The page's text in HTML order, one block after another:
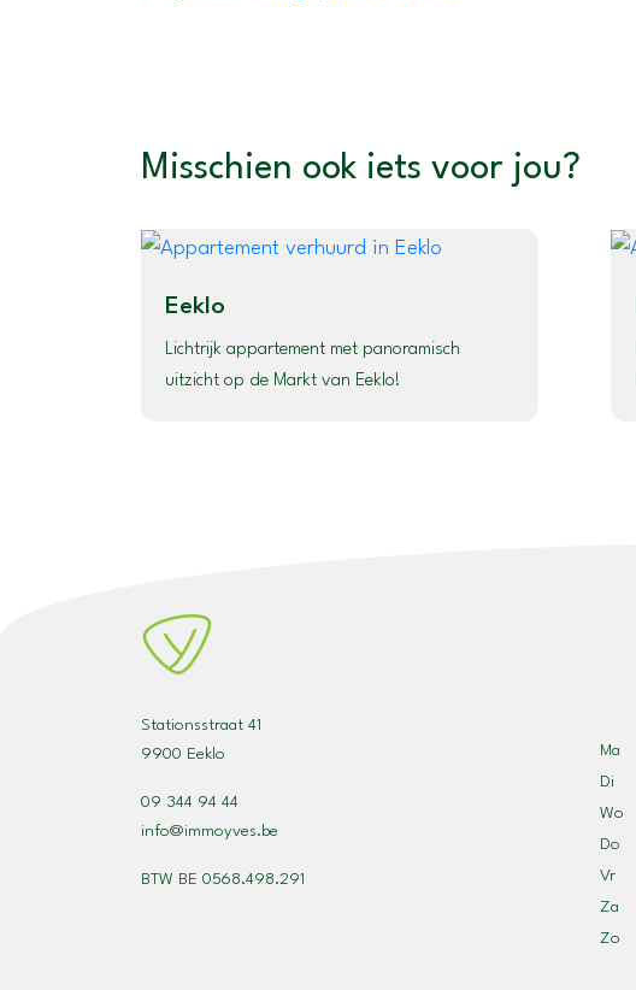
Misschien ook iets voor jou?
Eeklo
Lichtrijk appartement met panoramisch
uitzicht op de Markt van Eeklo!
Stationsstraat 41
9900 Eeklo
09 344 94 44
info@immoyves.be
BTW BE 0568.498.291
Ma
Di
Wo
Do
Vr
Za
Zo